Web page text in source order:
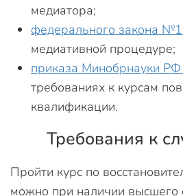
медиатора;
федерального закона
медиативной процедуре;
приказа Минобрнауки
требованиях к курсам
квалификации.
Требования к
Пройти курс по
можно при наличии